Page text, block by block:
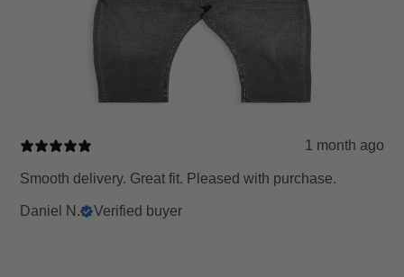
1 month ago
Smooth delivery. Great fit. Pleased with purchase.
Daniel N. Verified buyer